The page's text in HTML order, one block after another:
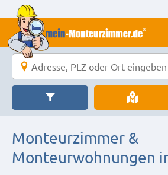
Monteurzimmer &
Monteurwohnungen